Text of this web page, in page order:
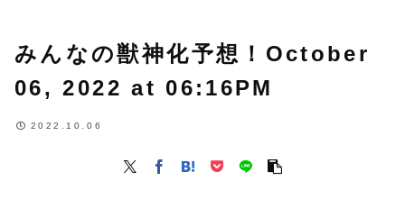
みんなの獣神化予想！October
06, 2022 at 06:16PM
2022.10.06